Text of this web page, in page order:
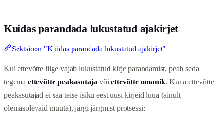
Kuidas parandada lukustatud ajakirjet
Sektsioon "Kuidas parandada lukustatud ajakirjet"
Kui ettevõtte liige vajab lukustatud kirje parandamist, peab seda
tegema ettevõtte peakasutaja või ettevõtte omanik. Kuna ettevõtte
peakasutajad ei saa teise isiku eest uusi kirjeid luua (ainult
olemasolevaid muuta), järgi järgmist protsessi: